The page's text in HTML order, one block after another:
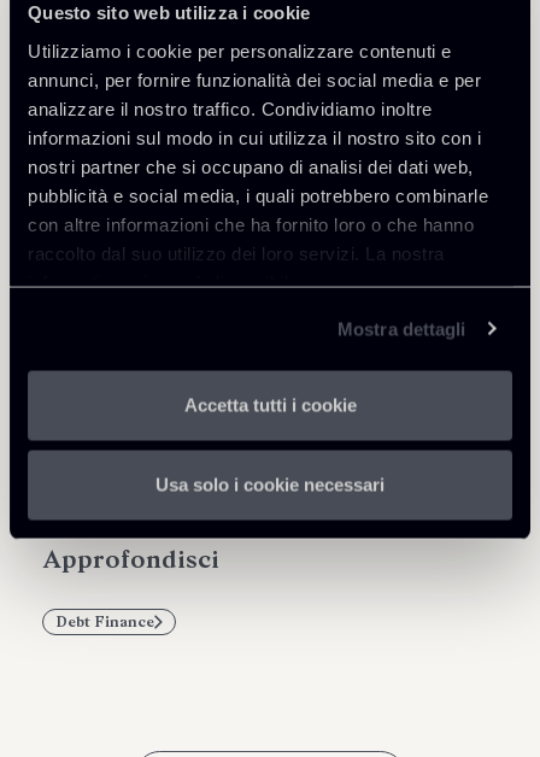
Questo sito web utilizza i cookie
Utilizziamo i cookie per personalizzare contenuti e
annunci, per fornire funzionalità dei social media e per
analizzare il nostro traffico. Condividiamo inoltre
informazioni sul modo in cui utilizza il nostro sito con i
nostri partner che si occupano di analisi dei dati web,
pubblicità e social media, i quali potrebbero combinarle
con altre informazioni che ha fornito loro o che hanno
raccolto dal suo utilizzo dei loro servizi. La nostra
informativa privacy è disponibilequi.
Mostra dettagli
Accetta tutti i cookie
Usa solo i cookie necessari
Approfondisci
Debt Finance
coperte da tali metodologie, DBRS utilizzerà MVD
descritti nella metodologia. Ad eccezione delle
transazioni NPL cipriote, questa metodologia
verrà applicata così com’è al momento della
richiesta delComment period.
Per entrambi i documenti, i commenti devono
essere ricevuti entro il 3 giugno 2019